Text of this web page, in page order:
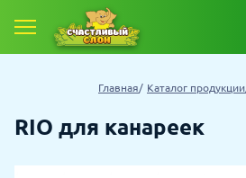
Главная Каталог продукции
RIO для канареек